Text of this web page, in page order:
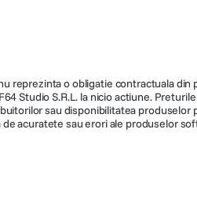
reprezinta o obligatie contractuala
Studio S.R.L. la nicio actiune.
sau disponibilitatea produselor
acuratete sau erori ale produselor